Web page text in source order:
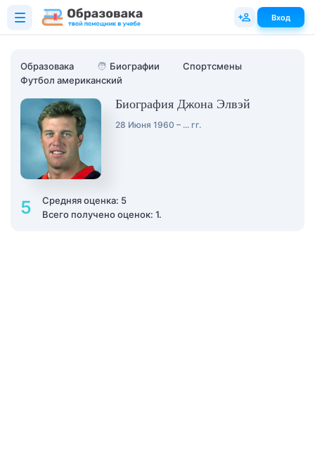
Образовака 🧑 Биографии
Спортсмены
Футбол американский
Биография Джона Элвэй
28 Июня 1960 – ... гг.
5
Средняя оценка: 5
Всего получено оценок: 1.
Вход